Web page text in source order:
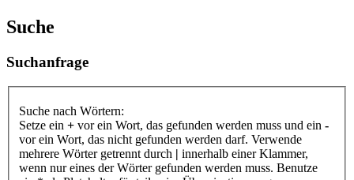
Suche
Suchanfrage
Suche nach Wörtern:
Setze ein + vor ein Wort, das gefunden werden muss und ein -
vor ein Wort, das nicht gefunden werden darf. Verwende
mehrere Wörter getrennt durch | innerhalb einer Klammer,
wenn nur eines der Wörter gefunden werden muss. Benutze